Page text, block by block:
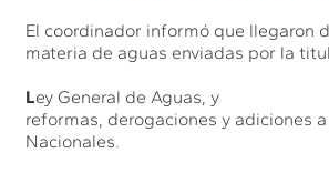
El coordinador informó que llegaron
materia de aguas enviadas por la
Ley General de Aguas, y
reformas, derogaciones y adiciones
Nacionales.